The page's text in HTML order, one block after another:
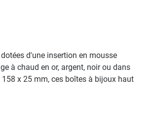
d'une insertion en mousse
à chaud en or, argent, noir ou dans
x 25 mm, ces boîtes à bijoux haut